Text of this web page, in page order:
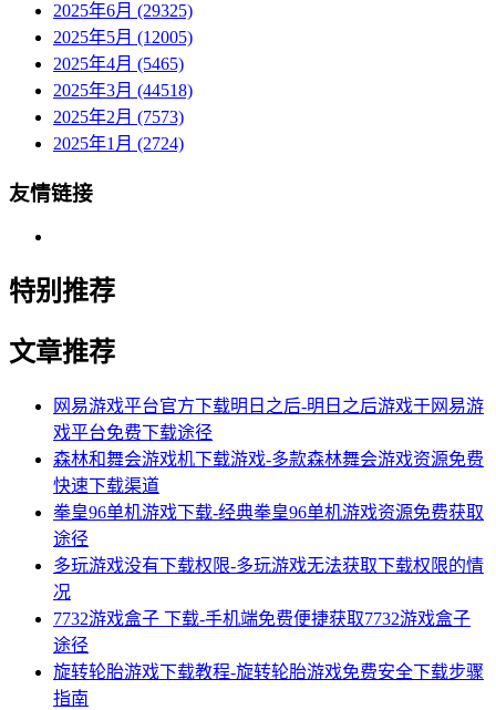
2025年6月 (29325)
2025年5月 (12005)
2025年4月 (5465)
2025年3月 (44518)
2025年2月 (7573)
2025年1月 (2724)
友情链接
特别推荐
文章推荐
网易游戏平台官方下载明日之后-明日之后游戏于网易游
戏平台免费下载途径
森林和舞会游戏机下载游戏-多款森林舞会游戏资源免费
快速下载渠道
拳皇96单机游戏下载-经典拳皇96单机游戏资源免费获取
途径
多玩游戏没有下载权限-多玩游戏无法获取下载权限的情
况
7732游戏盒子 下载-手机端免费便捷获取7732游戏盒子
途径
旋转轮胎游戏下载教程-旋转轮胎游戏免费安全下载步骤
指南